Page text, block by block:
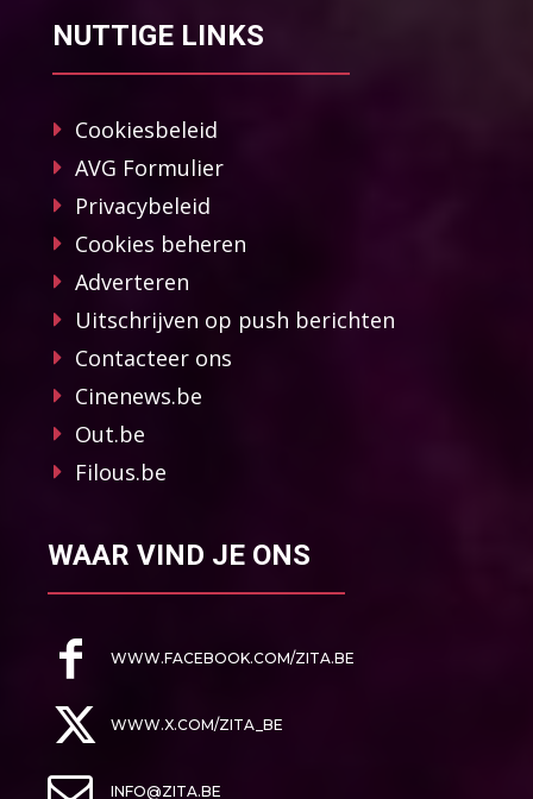
NUTTIGE LINKS
Cookiesbeleid
AVG Formulier
Privacybeleid
Cookies beheren
Adverteren
Uitschrijven op push berichten
Contacteer ons
Cinenews.be
Out.be
Filous.be
WAAR VIND JE ONS
WWW.FACEBOOK.COM/ZITA.BE
WWW.X.COM/ZITA_BE
INFO@ZITA.BE